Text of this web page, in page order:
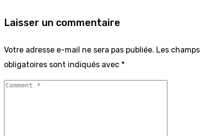
Laisser un commentaire
Votre adresse e-mail ne sera pas publiée. Les champs
obligatoires sont indiqués avec *